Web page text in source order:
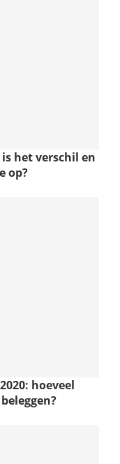
het verschil en
op?
hoeveel